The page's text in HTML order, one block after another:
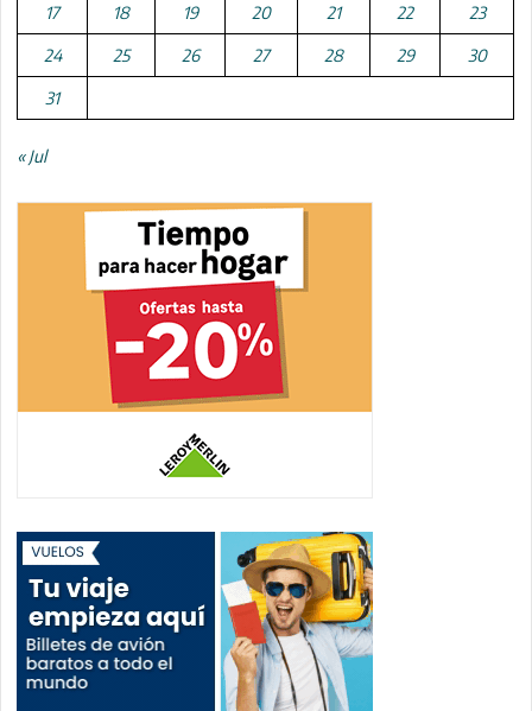
17 18 19 20 21 22 23
24 25 26 27 28 29 30
31
« Jul